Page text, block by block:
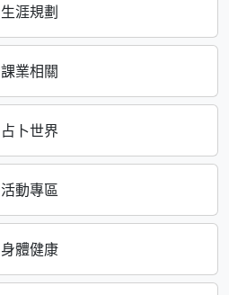
生涯規劃
課業相關
占卜世界
活動專區
身體健康